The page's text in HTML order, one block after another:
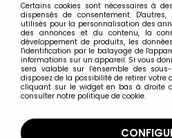
Certains cookies sont nécessaires à
dispensés de consentement.
utilisés pour la personnalisation des
des annonces et du contenu, la
développement de produits, les
l'identification par le balayage de
informations sur un appareil. Si vous
sera valable sur l’ensemble des
disposez de la possibilité de retirer
cliquant sur le widget en bas à droite
consulter notre politique de cookie.